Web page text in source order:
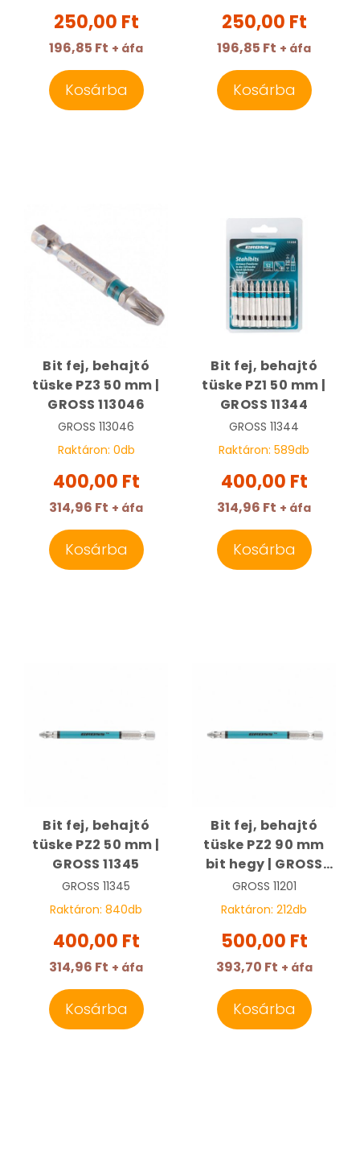
250,00 Ft
196,85 Ft + áfa
Kosárba
250,00 Ft
196,85 Ft + áfa
Kosárba
Bit fej, behajtó
tüske PZ3 50 mm |
GROSS 113046
GROSS 113046
Raktáron: 0db
400,00 Ft
314,96 Ft + áfa
Kosárba
Bit fej, behajtó
tüske PZ1 50 mm |
GROSS 11344
GROSS 11344
Raktáron: 589db
400,00 Ft
314,96 Ft + áfa
Kosárba
Bit fej, behajtó
tüske PZ2 50 mm |
GROSS 11345
GROSS 11345
Raktáron: 840db
400,00 Ft
314,96 Ft + áfa
Kosárba
Bit fej, behajtó
tüske PZ2 90 mm
bit hegy | GROSS
11201
GROSS 11201
Raktáron: 212db
500,00 Ft
393,70 Ft + áfa
Kosárba